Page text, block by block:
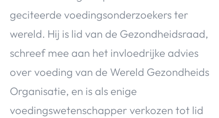
geciteerde voedingsonderzoekers ter
wereld. Hij is lid van de Gezondheidsraad,
schreef mee aan het invloedrijke advies
over voeding van de Wereld Gezondheids
Organisatie, en is als enige
voedingswetenschapper verkozen tot lid